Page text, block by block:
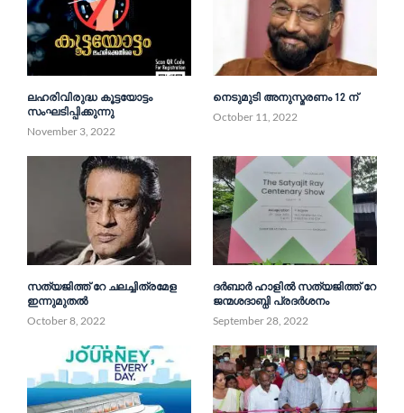
ലഹരിവിരുദ്ധ കൂട്ടയോട്ടം
സംഘടിപ്പിക്കുന്നു
November 3, 2022
നെടുമുടി അനുസ്മരണം 12 ന്
October 11, 2022
സത്യജിത്ത് റേ ചലച്ചിത്രമേള
ഇന്നുമുതൽ
October 8, 2022
ദർബാർ ഹാളിൽ സത്യജിത്ത് റേ
ജന്മശദാബ്ധി പ്രദർശനം
September 28, 2022